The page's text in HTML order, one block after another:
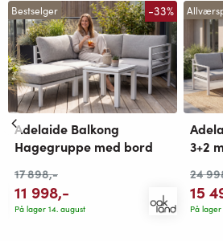
Bestselger -33%
Adelaide Balkong
Hagegruppe med bord
17 898,-
11 998,-
På lager 14. august
3+2
24
15
På lager